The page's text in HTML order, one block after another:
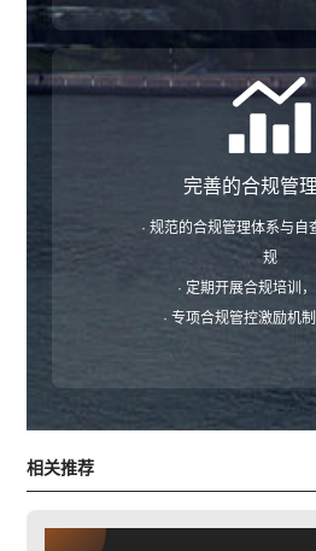
完善的合规管
· 规范的合规管理体系与自
规
· 定期开展合规培训
· 专项合规管控激励机
相关推荐